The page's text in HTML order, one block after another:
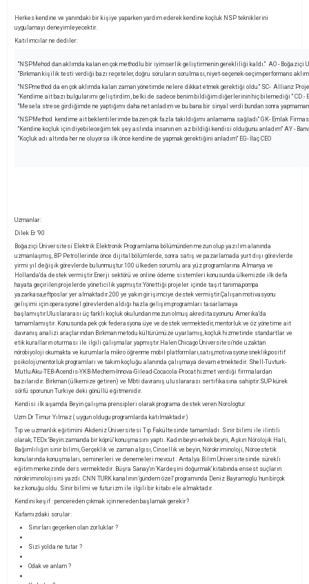
Herkes kendine ve yanındaki bir kişiye yaparken yardım ederek kendine koçluk NSP tekniklerini
uygulamayı deneyimleyecektir.
Katılımcılar ne dediler:
"NSPMehod dan aklımda kalan en çok methodlu bir iyimserlik geliştirmenin gerekliliği kaldı." AO - Boğaziçi
"Birkman kişilik testi verdiği bazı reçeteler, doğru soruların sorulması, niyet-seçenek-seçim-performans
"NSPmethod da en çok aklımda kalan zaman yönetimde nelere dikkat etmek gerektiği oldu." SC- Allianz
"Kendime ait bazı bulgularımı geliştirdim , belki de sadece benim bildiğim diğerlerinin hiç bilemediği " CD -
"Mesela strese girdiğimde ne yaptığımı daha net anladım ve bu bana bir sinyal verdi bundan sonra
"NSPMethod kendime ait beklentilerimde bazen çok fazla takıldığımı anlamama sağladı" GK- Emlak
"Kendine koçluk için diyebileceğim tek şey aslında insanın en az bildiği kendisi olduğunu anladım" AY -
"Koçluk adı altında her ne oluyorsa ilk önce kendine de yapmak gerektiğini anladım" EG- İlaç CEO
Uzmanlar:
Dilek Er ’90
Boğaziçi Üniversitesi Elektrik Elektronik Programlama bölümünden mezun olup yazılım alanında
uzmanlaşmış, BP Petrollerinde önce dijital bölümlerde, sonra satış ve pazarlamada yurt dışı görevlerde
yirmi yıl değişik görevlerde bulunmuştur.100 ülkeden sorumlu ara yüz programlarına Almanya ve
Hollanda’da destek vermiştir.Enerji sektörü ve online ödeme sistemleri konusunda ülkemizde ilk defa
hayata geçirilen projelerde yöneticilik yapmıştır.Yönettiği projeler içinde taşıt tanıma,pompa
yazarkasa,eftposlar yer almaktadır.200 ye yakın girişimciye destek vermiştir.Çalışan motivasyonu
gelişimi için operasyonel görevlerden aldığı hazla gelişim programları tasarlamaya
başlamıştır.Uluslararası üç farklı koçluk okulundan mezun olmuş akreditasyonunu Amerika’da
tamamlamıştır. Konusunda pek çok federasyona üye ve destek vermektedir, mentorluk ve öz yönetime ait
davranış analizi araçlarından Birkman metodu kültürümüze uyarlamış, koçluk hizmetinde standartlar ve
etik kuralların oturması ile ilgili çalışmalar yapmıştır.Halen Chicago Üniversitesi‘nde uzaktan
nörobiyoloji okumakta ve kurumlarla mikro öğrenme mobil platformları,satış,motivasyon,esneklik,positif
psikoloji,mentorluk programları ve takım koçluğu alanında çalışmaya devam etmektedir. Shell-Tuvturk-
MutluAku-TEB-Acendis-YKB-Mechem-Innova-Gilead-Cocacola-Procat hizmet verdiği firrmalardan
bazılarıdır. Birkman (ülkemize getiren) ve Mbti davranış uluslararası sertifikasına sahiptir.SUP kürek
sörfü sporunun Turkiye deki gönüllü eğitmenidir.
Kendisi ilk aşamda Beyin çalışma prensipleri olarak programa destek veren Norologtur.
Uzm Dr Timur Yılmaz ( uygun oldugu programlarda katılmaktadır)
Tıp ve uzmanlık eğitimini Akdeniz Üniversitesi Tıp Fakültesinde tamamladı. Sinir bilimi ile ilintili
olarak; TEDx 'Beyin:zamanda bir köprü' konuşmasını yaptı. Kadın beyni-erkek beyni, Aşkın Nörolojik Hali,
Bağımlılığın sinir bilimi, Gerçeklik ve zaman algısı, Cinsellik ve beyin, Nörokriminoloji, Nöroestetik
konularında konuşmaları, seminerleri ve denemeleri mevcut . Antalya Bilim Üniversitesinde sürekli
eğitim merkezinde ders vermektedir. Büşra Sanay'ın 'Kardeşini doğurmak' kitabında ensest suçların
nörokriminolojisini yazdı. CNN TURK kanalının 'gündem özel' programında Deniz Bayramoglu 'nun birçok
kez konuğu oldu. Sinir bilimi ve futurizm ile ilgili bir kitabı ele almaktadır.
Kendini keşif : pencereden çıkmak için nereden başlamak gerekir?
Kafamızdaki sorular:
Sınırları geçerken olan zorluklar ?
Sizi yolda ne tutar ?
Odak ve anlam ?